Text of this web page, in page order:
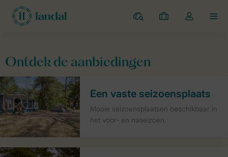
Campings
Mijn
Open
Ontdek de aanbiedingen
Een vaste seizoensplaats
Mooie seizoensplaatsen beschikbaar in
het voor- en naseizoen.